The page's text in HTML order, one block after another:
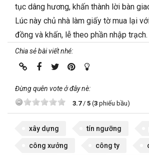
tục dâng hương, khấn thành lời bàn
Lúc này chủ nhà làm giấy tờ mua lại
đồng và khấn, lễ theo phần nhập trạch.
Chia sẻ bài viết nhé:
Đừng quên vote ở đây nè:
3.7/ 5 (3 phiếu bầu)
xây dựng tín ngưỡng
công xưởng công ty